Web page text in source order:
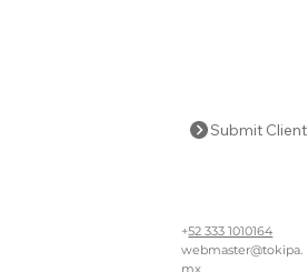
+52 333 1010164
webmaster@tokipa.
mx
Submit Client